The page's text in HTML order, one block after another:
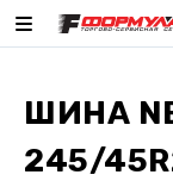
ШИНА
245/